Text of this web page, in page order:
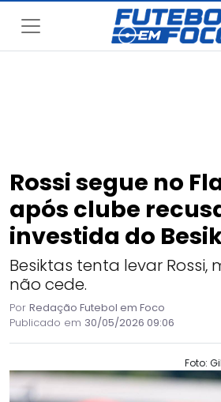
Rossi segue no
após clube
investida do
Besiktas tenta levar Rossi,
não cede.
Por Redação Futebol em Foco
Publicado em 30/05/2026 09:06
Foto: